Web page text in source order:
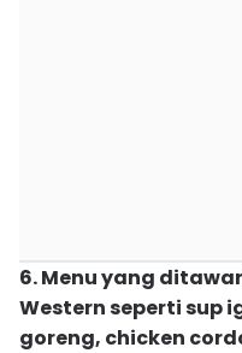
6. Menu yang
Western seperti sup
goreng, chicken